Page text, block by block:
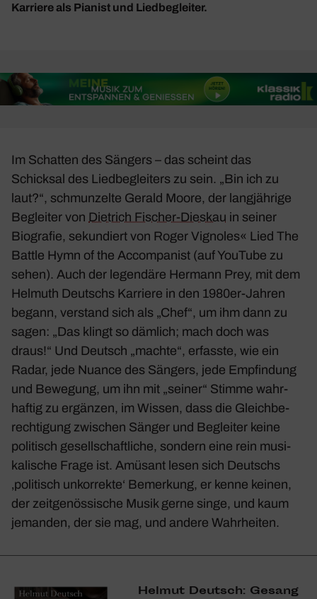
Karriere als Pianist und Liedbegleiter.
Im Schatten des Sängers – das scheint das
Schicksal des Lied­be­glei­ters zu sein. „Bin ich zu
laut?“, schmun­zelte Gerald Moore, der lang­jäh­rige
Begleiter von Diet­rich Fischer-Dieskau in seiner
Biografie, sekun­diert von Roger Vignoles« Lied The
Battle Hymn of the Accom­pa­nist (auf YouTube zu
sehen). Auch der legen­däre Hermann Prey, mit dem
Helmuth Deutschs Karriere in den 1980er-Jahren
begann, verstand sich als „Chef“, um ihm dann zu
sagen: „Das klingt so dämlich; mach doch was
draus!“ Und Deutsch „machte“, erfasste, wie ein
Radar, jede Nuance des Sängers, jede Empfin­dung
und Bewe­gung, um ihn mit „seiner“ Stimme wahr­
haftig zu ergänzen, im Wissen, dass die Gleich­be­
rech­ti­gung zwischen Sänger und Begleiter keine
poli­tisch gesell­schaft­liche, sondern eine rein musi­
ka­li­sche Frage ist. Amüsant lesen sich Deutschs
‚poli­tisch unkor­rekte‘ Bemer­kung, er kenne keinen,
der zeit­ge­nös­si­sche Musik gerne singe, und kaum
jemanden, der sie mag, und andere Wahr­heiten.
Helmut Deutsch: Gesang